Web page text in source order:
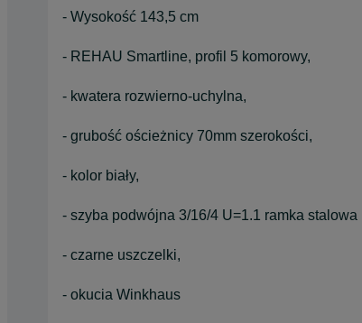
- Wysokość 143,5 cm
- REHAU Smartline, profil 5 komorowy,
- kwatera rozwierno-uchylna,
- grubość ościeżnicy 70mm szerokości,
- kolor biały,
- szyba podwójna 3/16/4 U=1.1 ramka stalowa
- czarne uszczelki,
- okucia Winkhaus